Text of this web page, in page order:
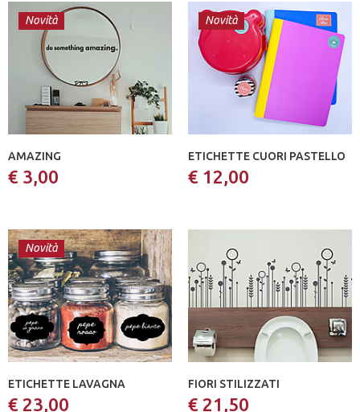
Novità
AMAZING
€ 3,00
Novità
ETICHETTE CUORI PASTELLO
€ 12,00
Novità
ETICHETTE LAVAGNA
€ 23,00
FIORI STILIZZATI
€ 21,50